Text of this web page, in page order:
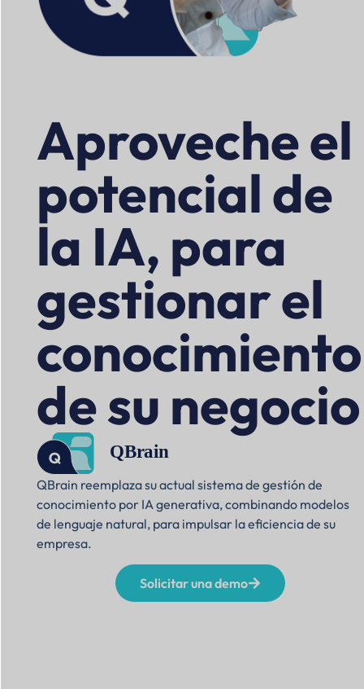
Aproveche el
potencial de
la IA, para
gestionar el
conocimiento
de su negocio
QBrain reemplaza su actual sistema de gestión de
conocimiento por IA generativa, combinando modelos
de lenguaje natural, para impulsar la eficiencia de su
empresa.
Solicitar una demo